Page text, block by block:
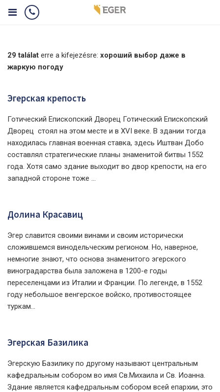
29 találat erre a kifejezésre: хороший выбор даже в
жаркую погоду
Эгерская крепость
Готический Епископский Дворец Готический Епископский
Дворец стоял на этом месте и в XVI веке. В здании тогда
находилась главная военная ставка, здесь Иштван Добо
составлял стратегические планы знаменитой битвы 1552
года. Хотя само здание выходит во двор крепости, на его
западной стороне тоже ...
Долина Красавиц
Эгер славится своими винами и своим исторически
сложившемся винодельческим регионом. Но, наверное,
немногие знают, что основа знаменитого эгерского
виноградарства была заложена в 1200-е годы
переселенцами из Италии и Франции. По легенде, в 1552
году небольшое венгерское войско, противостоящее
туркам...
Эгерская Базилика
Эгерскую Базилику по другому называют центральным
кафедральным собором во имя Св.Михаила и Св. Иоанна.
Здание является кафедральным собором всей епархии, это